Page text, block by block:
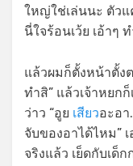
ใหญ่ใช่เล่นนะ ตัวแ
นี่ใจร้อนเว้ย เอ้าๆ
แล้วผมก็ตั้งหน้าตั้ง
ทำสิ” แล้วเจ้าหยก
ว่าว “อูย เสียวอะอา
จับของอาได้ไหม”
จริงแล้ว เย็ดกับเด็